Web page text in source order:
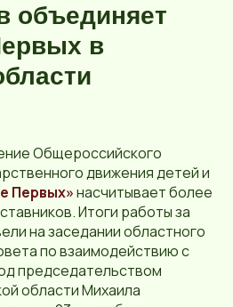
объединяет
в
Общероссийского
движения детей и
Первых»насчитывает более
Итоги работы за
на заседании областного
по взаимодействию с
председательством
области Михаила